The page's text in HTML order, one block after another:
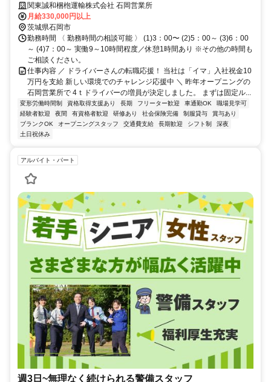
ートの4t運転手募集
関東誠和梱枹運輸株式会社 石岡営業所
月給330,000円以上
茨城県石岡市
勤務時間 〈 勤務時間の相談可能 〉 (1)3：00〜 (2)5：00～ (3)6：00
～ (4)7：00～ 実働9～10時間程度／休憩1時間あり ※その他の時間も
ご相談ください。
仕事内容 ／ ドライバーさんの転職応援！ 当社は「イマ」入社祝金10
万円を支給 新しい環境でのチャレンジ応援中 ＼ 昨年オープニングの
石岡営業所で 4ｔドライバーの増員が決定しました。 まずは固定ル...
変形労働時間制 資格取得支援あり 長期 フリーター歓迎 車通勤OK
職場見学可
経験者歓迎
夜間 有資格者歓迎 研修あり 社会保険完備 制服貸与
賞与あり
ブランクOK
オープニングスタッフ 交通費支給 長期歓迎 シフト制
深夜
土日祝休み
アルバイト・パート
週3日~無理なく続けられる警備スタッフ